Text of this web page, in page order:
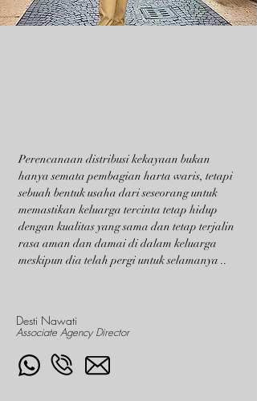
Perencanaan distribusi kekayaan bukan
hanya semata pembagian harta waris, tetapi
sebuah bentuk usaha dari seseorang untuk
memastikan keluarga tercinta tetap hidup
dengan kualitas yang sama dan tetap terjalin
rasa aman dan damai di dalam keluarga
meskipun dia telah pergi untuk selamanya ..
Desti Nawati
Associate Agency Director